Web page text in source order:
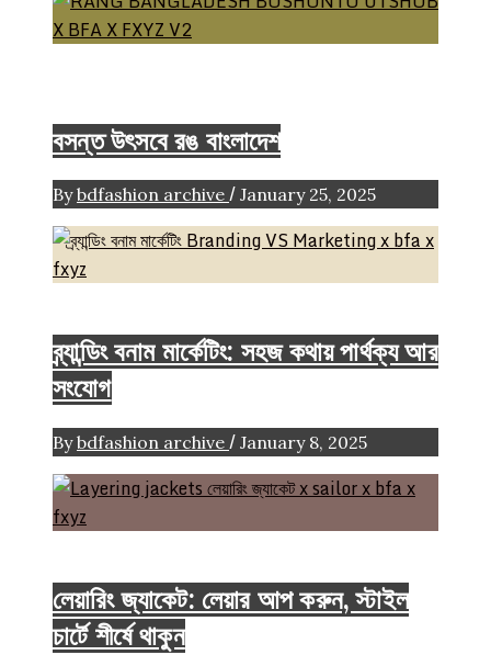
বসন্ত উৎসবে রঙ বাংলাদেশ
By bdfashion archive / January 25, 2025
ব্র্যান্ডিং বনাম মার্কেটিং: সহজ কথায় পার্থক্য আর
সংযোগ
By bdfashion archive / January 8, 2025
লেয়ারিং জ্যাকেট: লেয়ার আপ করুন, স্টাইল
চার্টে শীর্ষে থাকুন